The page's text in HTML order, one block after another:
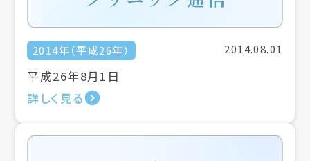
2014年（平成26年） 2014.08.01
平成26年8月1日
詳しく見る